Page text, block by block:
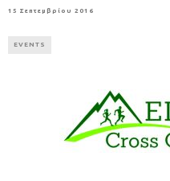
15 Σεπτεμβρίου 2016
EVENTS